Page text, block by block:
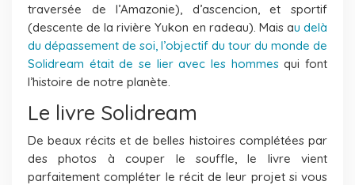
traversée de l’Amazonie), d’ascencion, et sportif
(descente de la rivière Yukon en radeau). Mais au delà
du dépassement de soi, l’objectif du tour du monde de
Solidream était de se lier avec les hommesqui font
l’histoire de notre planète.
Le livre Solidream
De beaux récits et de belles histoires complétées par
des photos à couper le souffle, le livre vient
parfaitement compléter le récit de leur projet si vous